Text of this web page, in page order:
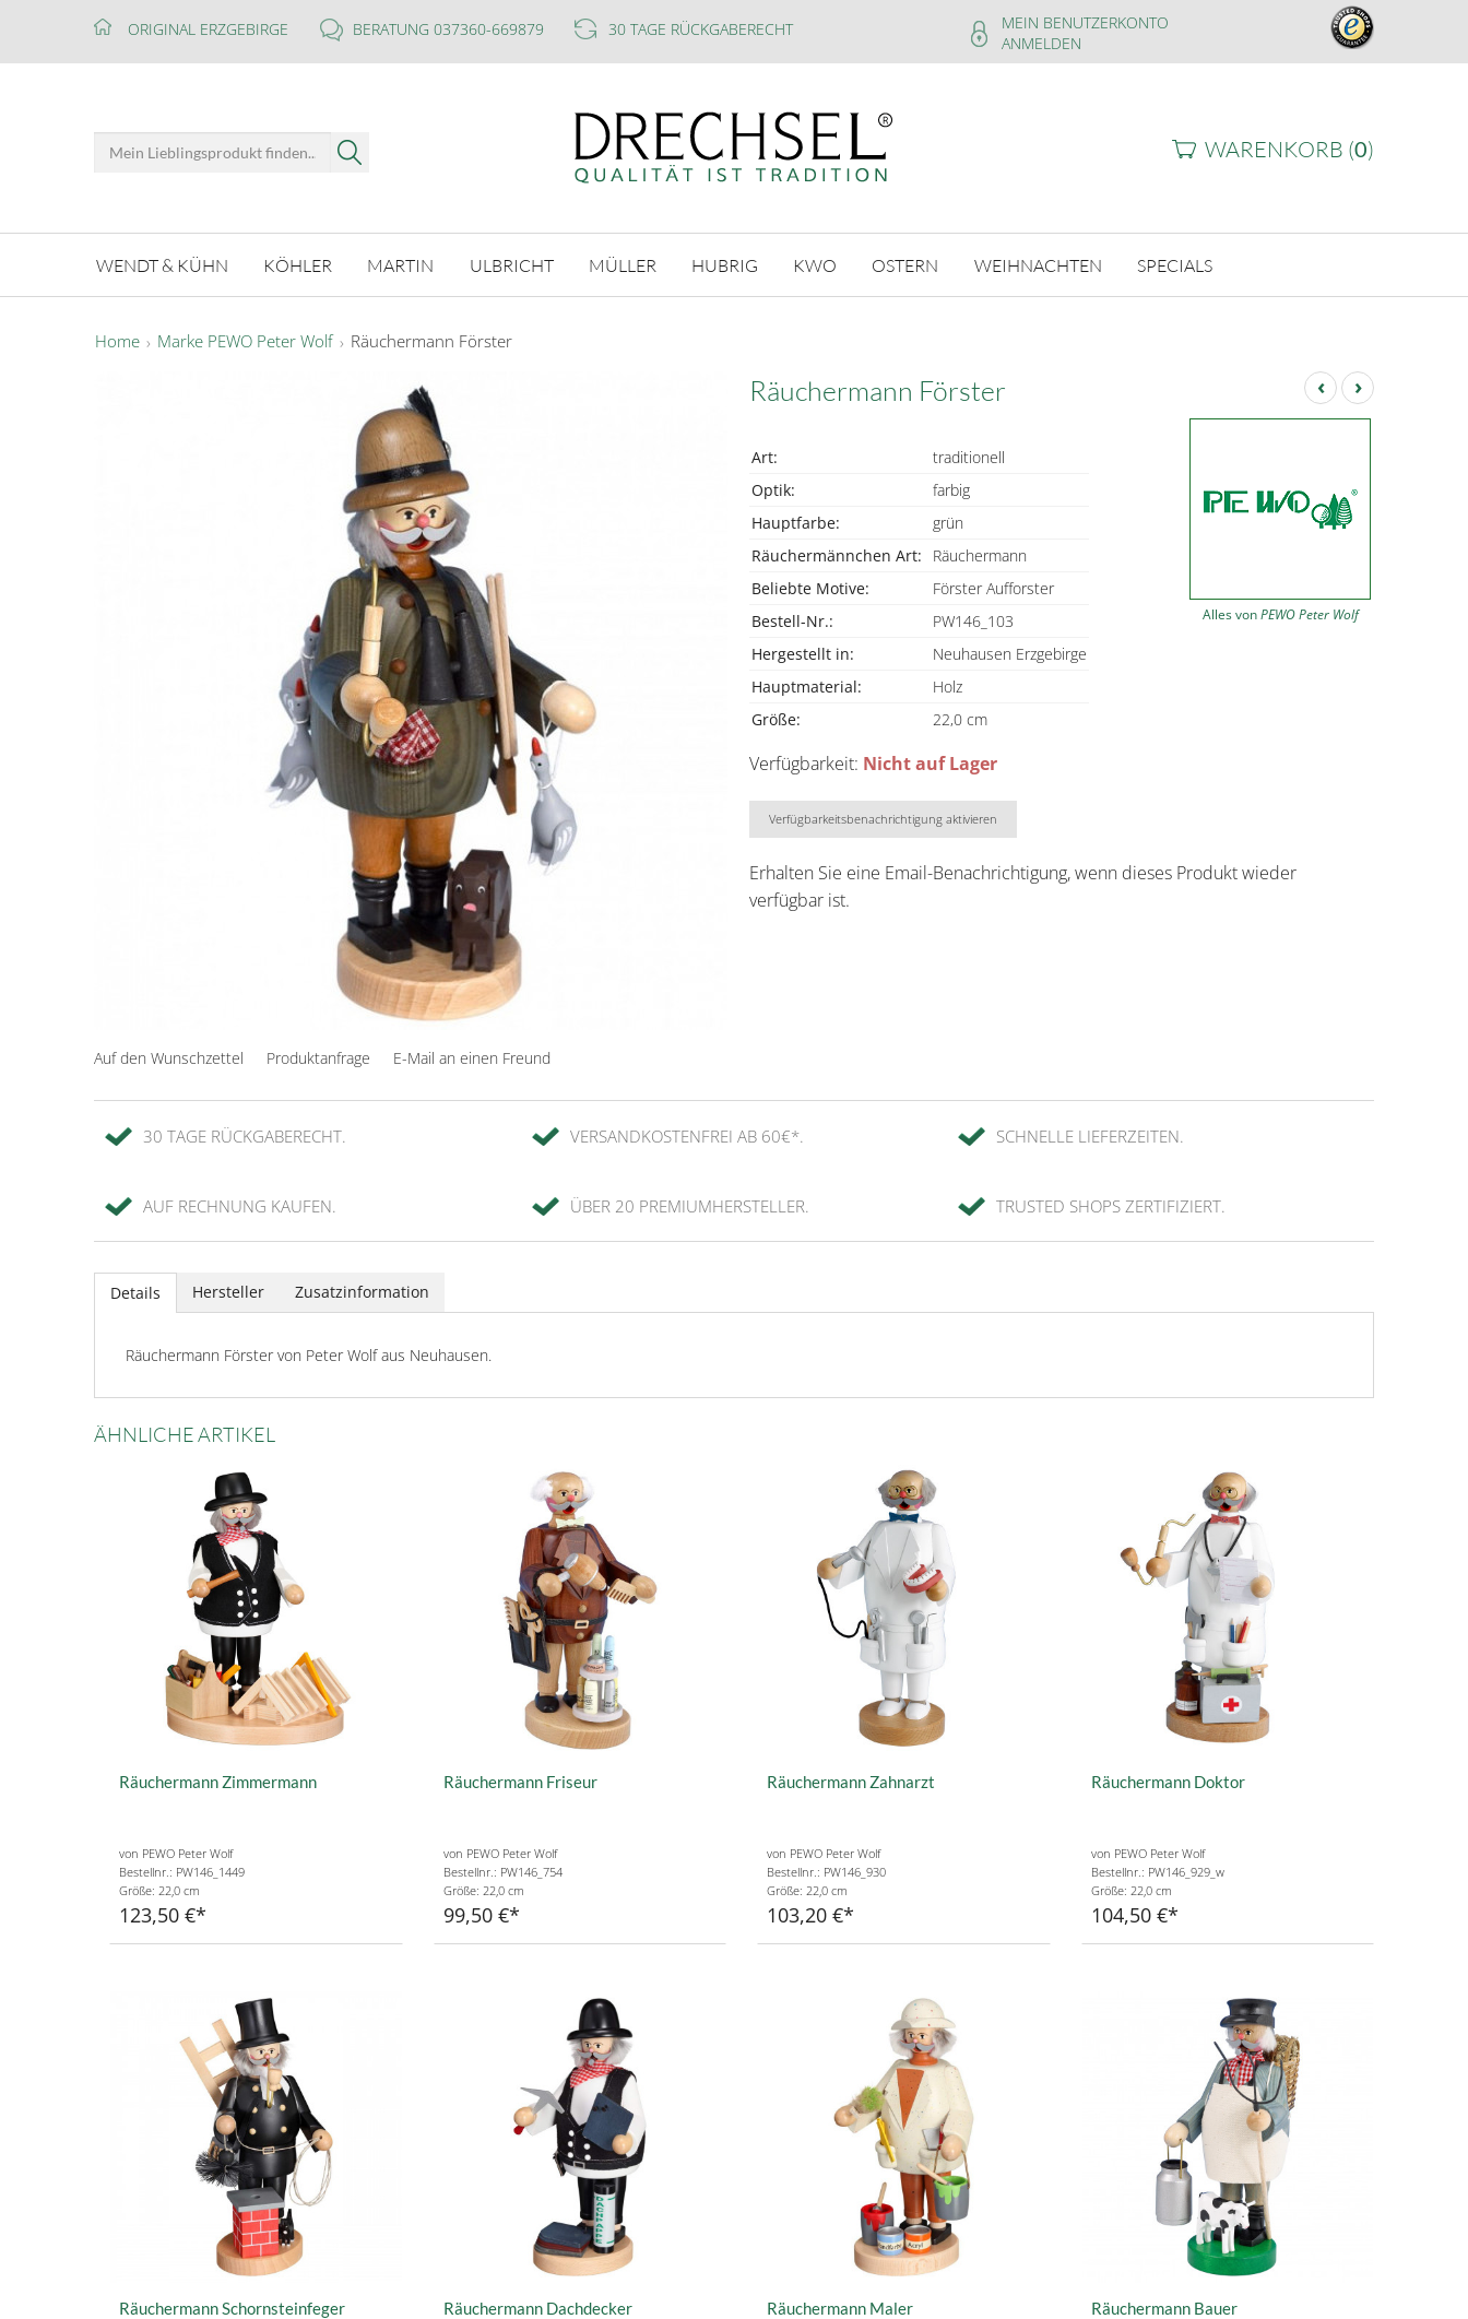
ORIGINAL ERZGEBIRGE BERATUNG 037360-669879 30 TAGE RÜCKGABERECHT
MEIN BENUTZERKONTO
ANMELDEN
WARENKORB (0)
WENDT & KÜHN KÖHLER MARTIN ULBRICHT MÜLLER HUBRIG KWO OSTERN WEIHNACHTEN SPECIALS
Home Marke PEWO Peter Wolf Räuchermann Förster
‹ ›
Räuchermann Förster
Art:
traditionell
Optik:
farbig
Hauptfarbe:
grün
Räuchermännchen Art:
Räuchermann
Beliebte Motive:
Förster Aufforster
Bestell-Nr.:
PW146_103
Hergestellt in:
Neuhausen Erzgebirge
Hauptmaterial:
Holz
Größe:
22,0 cm
Alles vonPEWO Peter Wolf
Verfügbarkeit: Nicht auf Lager
Verfügbarkeitsbenachrichtigung aktivieren
Erhalten Sie eine Email-Benachrichtigung, wenn dieses Produkt wieder
verfügbar ist.
Auf den Wunschzettel Produktanfrage E-Mail an einen Freund
30 TAGE RÜCKGABERECHT. VERSANDKOSTENFREI AB 60€*. SCHNELLE LIEFERZEITEN.
AUF RECHNUNG KAUFEN. ÜBER 20 PREMIUMHERSTELLER. TRUSTED SHOPS ZERTIFIZIERT.
Details Hersteller Zusatzinformation
Räuchermann Förster von Peter Wolf aus Neuhausen.
ÄHNLICHE ARTIKEL
Räuchermann Zimmermann
von PEWO Peter Wolf
Bestellnr.: PW146_1449
Größe: 22,0 cm
123,50 €
Räuchermann Friseur
von PEWO Peter Wolf
Bestellnr.: PW146_754
Größe: 22,0 cm
99,50 €
Räuchermann Zahnarzt
von PEWO Peter Wolf
Bestellnr.: PW146_930
Größe: 22,0 cm
103,20 €
Räuchermann Doktor
von PEWO Peter Wolf
Bestellnr.: PW146_929_w
Größe: 22,0 cm
104,50 €
Räuchermann Schornsteinfeger Räuchermann Dachdecker Räuchermann Maler Räuchermann Bauer